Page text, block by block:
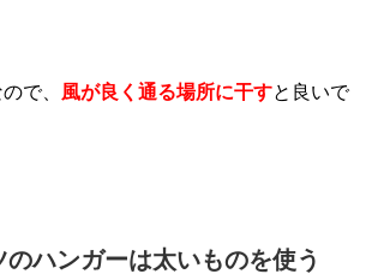
で、 風が良く通る場所に干すと良いで
のハンガーは太いものを使う